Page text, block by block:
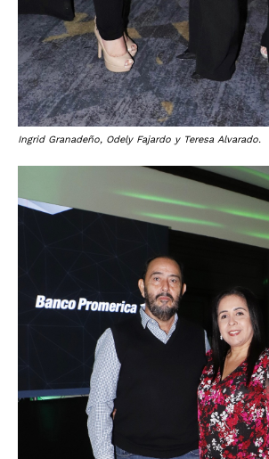
Ingrid Granadeño, Odely Fajardo y Teresa Alvarado.